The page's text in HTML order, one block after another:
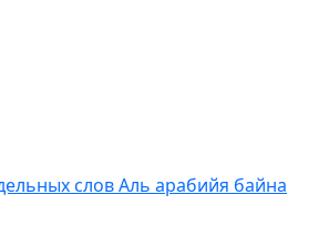
слов Аль арабийя байна